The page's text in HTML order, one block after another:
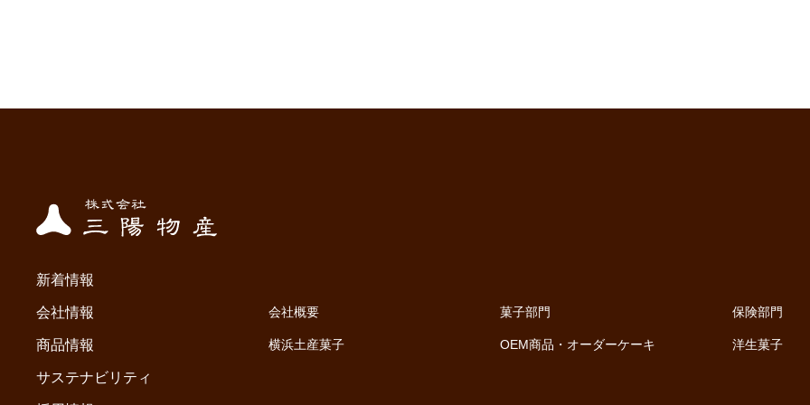
新着情報
会社情報 会社概要 菓子部門 保険部門
商品情報 横浜土産菓子 OEM商品・オーダーケーキ 洋生菓子
サステナビリティ